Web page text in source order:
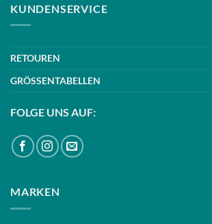
KUNDENSERVICE
RETOUREN
GRÖSSENTABELLEN
FOLGE UNS AUF:
MARKEN